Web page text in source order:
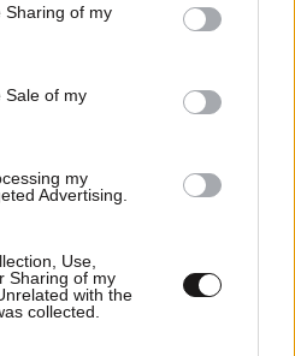
behaviour. You may click to
and its third-party tags to
purposes in below Google
Sharing of my
Sale of my
my
Advertising.
Use,
Sharing of my
with the
collected.
τους κανόνες σχολιασμού
18:02
δίκιο του.....